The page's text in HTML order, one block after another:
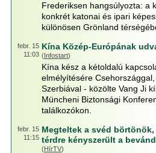
Frederiksen hangsúlyozta: a
konkrét katonai és ipari
különösen Grönland
febr. 15
11:03
Kína Közép-Európának
(Infostart)
Kína kész a kétoldalú
elmélyítésére
Szerbiával - közölte Vang Ji
Müncheni Biztonsági
találkozókon.
febr. 15
11:15
Megteltek a svéd
térdre kényszerült a
(HírTV)